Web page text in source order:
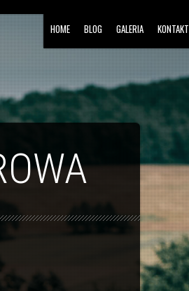
HOME BLOG GALERIA KONTAKT